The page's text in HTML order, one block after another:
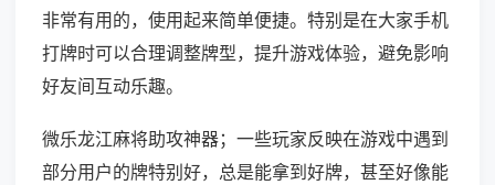
非常有用的，使用起来简单便捷。特别是在大家手机
打牌时可以合理调整牌型，提升游戏体验，避免影响
好友间互动乐趣。
微乐龙江麻将助攻神器；一些玩家反映在游戏中遇到
部分用户的牌特别好，总是能拿到好牌，甚至好像能